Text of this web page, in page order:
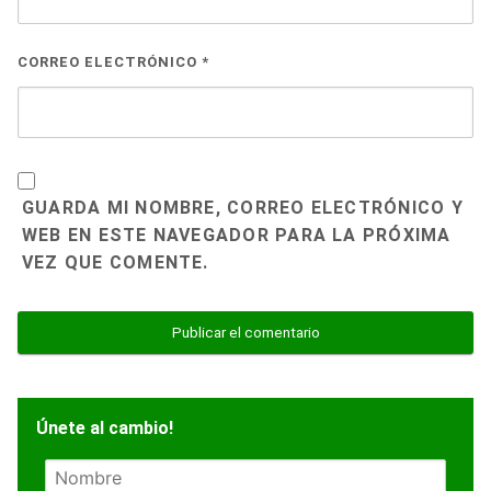
CORREO ELECTRÓNICO *
GUARDA MI NOMBRE, CORREO ELECTRÓNICO Y
WEB EN ESTE NAVEGADOR PARA LA PRÓXIMA
VEZ QUE COMENTE.
Únete al cambio!
N